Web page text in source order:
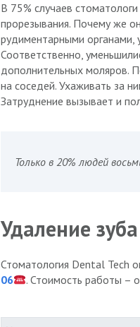
В 75% случаев
прорезывания. Почему же
рудиментарными органами,
Соответственно,
дополнительных моляров.
на соседей. Ухаживать за
Затруднение вызывает и
Только в 20% людей
Удаление
Стоматология Dental Tech
06
. Стоимость работы –